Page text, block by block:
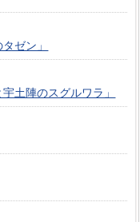
ゼン」
土陣のスグルワラ」